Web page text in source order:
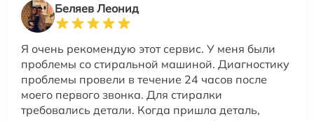
Беляев Леонид
Я очень рекомендую этот сервис. У меня были
проблемы со стиральной машиной. Диагностику
проблемы провели в течение 24 часов после
моего первого звонка. Для стиралки
требовались детали. Когда пришла деталь,